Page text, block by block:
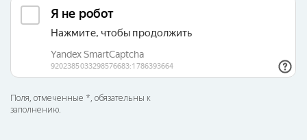
Поля, отмеченные *, обязательны к
заполнению.